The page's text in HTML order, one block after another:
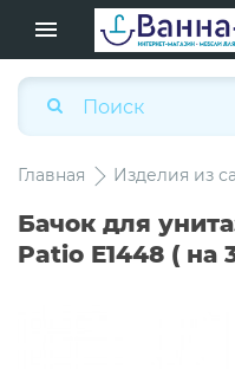
Главная Изделия из
Бачок для
Patio E1448 ( на